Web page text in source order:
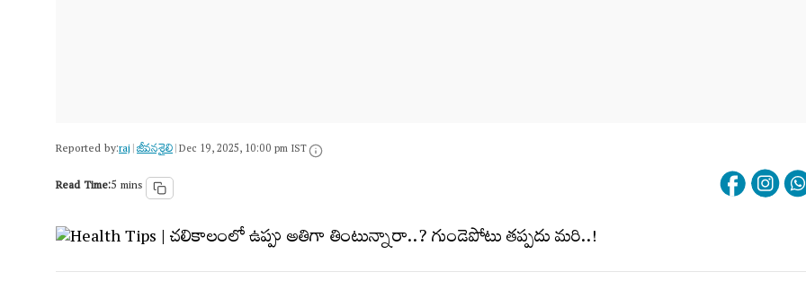
Reported by:raj|జీవనశైలి|Dec 19, 2025, 10:00 pm IST
Read Time:5 mins